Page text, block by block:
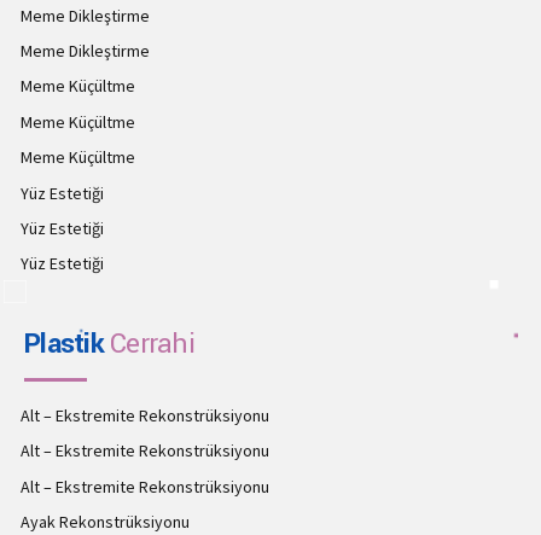
Meme Dikleştirme
Meme Dikleştirme
Meme Küçültme
Meme Küçültme
Meme Küçültme
Yüz Estetiği
Yüz Estetiği
Yüz Estetiği
PlastikCerrahi
Alt – Ekstremite Rekonstrüksiyonu
Alt – Ekstremite Rekonstrüksiyonu
Alt – Ekstremite Rekonstrüksiyonu
Ayak Rekonstrüksiyonu